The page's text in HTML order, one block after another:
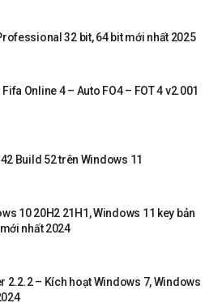
32 bit, 64 bit mới nhất 2025
Online 4 – Auto FO4 – FOT 4 v2.001
Build 52 trên Windows 11
10 20H2 21H1, Windows 11 key bản
nhất 2024
2.2.2 – Kích hoạt Windows 7, Windows